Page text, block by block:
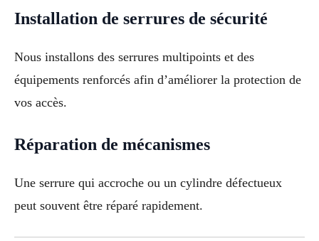
Installation de serrures de sécurité
Nous installons des serrures multipoints et des
équipements renforcés afin d’améliorer la protection de
vos accès.
Réparation de mécanismes
Une serrure qui accroche ou un cylindre défectueux
peut souvent être réparé rapidement.